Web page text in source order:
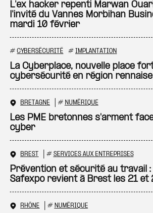
L'ex hacker repenti Marwan
l'invité du Vannes Morbihan
mardi 10 février
# CYBERSÉCURITÉ # IMPLANTATION
La Cyberplace, nouvelle place
cybersécurité en région rennaise
BRETAGNE # NUMÉRIQUE
Les PME bretonnes s'arment
cyber
BREST # SERVICES AUX ENTREPRISES
Prévention et sécurité au travail :
Safexpo revient à Brest les 21 et
RHÔNE # NUMÉRIQUE